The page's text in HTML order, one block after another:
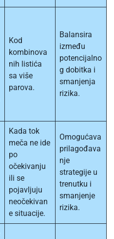
Kod
kombinova
nih listića
sa više
parova.
Balansira
između
potencijalno
g dobitka i
smanjenja
rizika.
Kada tok
meča ne ide
po
očekivanju
ili se
pojavljuju
neočekivan
e situacije.
Omogućava
prilagođava
nje
strategije u
trenutku i
smanjenje
rizika.